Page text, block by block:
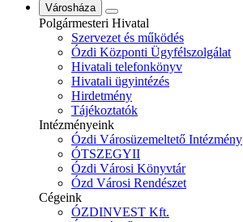
Városháza
Polgármesteri Hivatal
Szervezet és működés
Ózdi Központi Ügyfélszolgálat
Hivatali telefonkönyv
Hivatali ügyintézés
Hirdetmény
Tájékoztatók
Intézményeink
Ózdi Városüzemeltető Intézmény
ÓTSZEGYII
Ózdi Városi Könyvtár
Ózd Városi Rendészet
Cégeink
ÓZDINVEST Kft.